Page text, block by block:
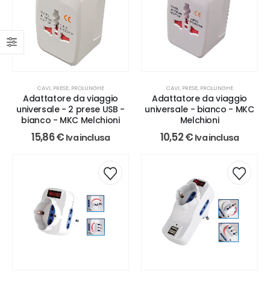
CAVI, PRESE, PROLUNGHE
Adattatore da viaggio
universale - 2 prese USB -
bianco - MKC Melchioni
15,86€ Iva inclusa
CAVI, PRESE, PROLUNGHE
Adattatore da viaggio
universale - bianco - MKC
Melchioni
10,52€ Iva inclusa